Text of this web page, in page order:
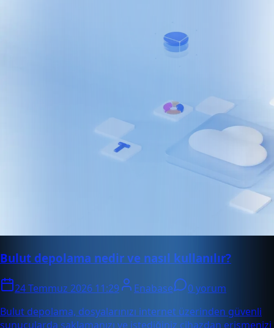
Bulut depolama nedir ve nasıl kullanılır?
24 Temmuz 2026 11:29 Enabase
0 yorum
Bulut depolama, dosyalarınızı internet üzerinden güvenli
sunucularda saklamanızı ve istediğiniz cihazdan erişmenizi